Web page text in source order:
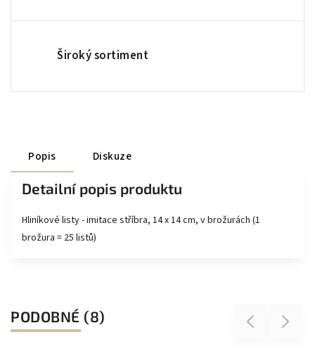
Široký sortiment
Popis Diskuze
Detailní popis produktu
Hliníkové listy - imitace stříbra, 14 x 14 cm, v brožurách (1
brožura = 25 listů)
PODOBNÉ (8) Previous Next